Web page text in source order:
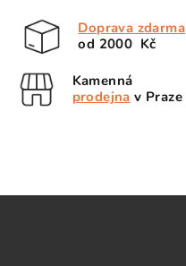
Doprava zdarma
od 2000 Kč
Kamenná
prodejna v Praze